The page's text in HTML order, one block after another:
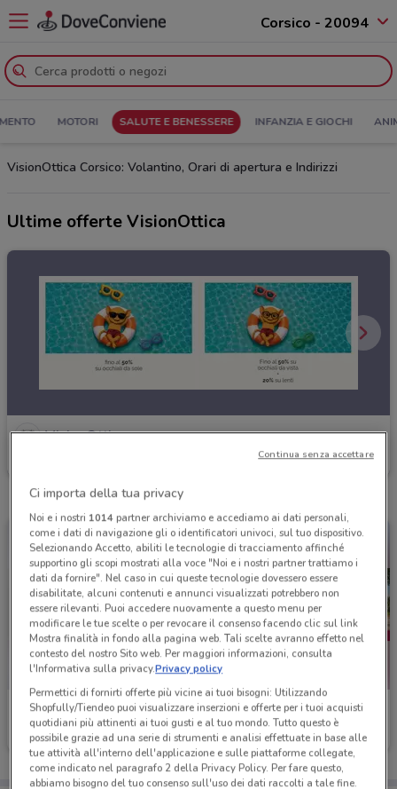
Corsico - 20094
MOTORI SALUTE E BENESSERE INFANZIA E GIOCHI
VisionOttica Corsico: Volantino, Orari di apertura e Indirizzi
Ultime offerte VisionOttica
VisionOttica
268 m
VisionOttica
Scade il 30/09 268 m
VisionOttica
Scade il 31/08 268 m
Ci importa della tua privacy
Noi e i nostri 1014partner archiviamo e accediamo ai dati personali,
come i dati di navigazione gli o identificatori univoci, sul tuo dispositivo.
Selezionando Accetto, abiliti le tecnologie di tracciamento affinché
supportino gli scopi mostrati alla voce "Noi e i nostri partner trattiamo i
dati da fornire". Nel caso in cui queste tecnologie dovessero essere
disabilitate, alcuni contenuti e annunci visualizzati potrebbero non
essere rilevanti. Puoi accedere nuovamente a questo menu per
modificare le tue scelte o per revocare il consenso facendo clic sul link
Mostra finalità in fondo alla pagina web. Tali scelte avranno effetto nel
contesto del nostro Sito web. Per maggiori informazioni, consulta
l'Informativa sulla privacy.Privacy policy
Permettici di fornirti offerte più vicine ai tuoi bisogni: Utilizzando
Shopfully/Tiendeo puoi visualizzare inserzioni e offerte per i tuoi acquisti
quotidiani più attinenti ai tuoi gusti e al tuo mondo. Tutto questo è
possibile grazie ad una serie di strumenti e analisi effettuate in base alle
tue attività all'interno dell'applicazione e sulle piattaforme collegate,
come indicato nel paragrafo 2 della Privacy Policy. Per fare questo,
abbiamo bisogno del tuo consenso sull'uso dei dati raccolti a tale fine.
Continua senza accettare